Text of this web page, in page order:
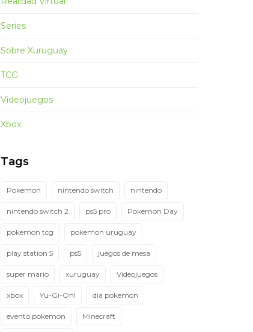
Series
Sobre Xuruguay
TCG
Videojuegos
Xbox
Tags
Pokemon nintendo switch nintendo
nintendo switch 2 ps5 pro Pokemon Day
pokemon tcg pokemon uruguay
play station 5 ps5 juegos de mesa
super mario xuruguay Videojuegos
xbox Yu-Gi-Oh! dia pokemon
evento pokemon Minecraft